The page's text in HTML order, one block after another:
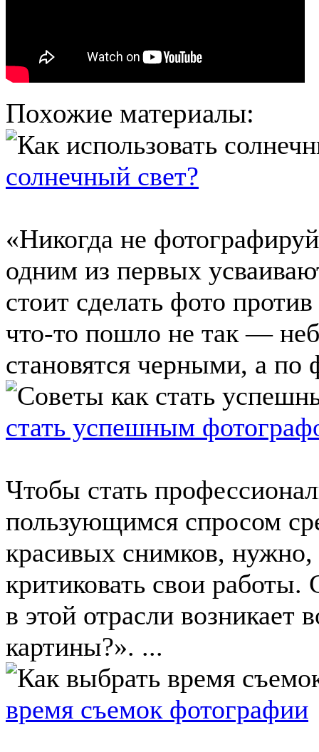
Похожие материалы:
солнечный свет?
«Никогда не
одним из первых
стоит сделать фото
что-то пошло не так —
становятся черными, а по
стать успешным
Чтобы стать
пользующимся спросом
красивых снимков, нужно,
критиковать свои
в этой отрасли
картины?». ...
время съемок фотографии